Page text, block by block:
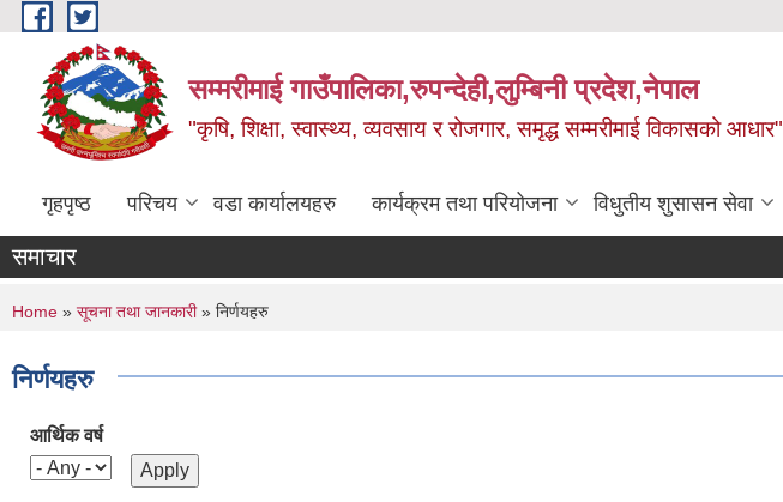
Skip to main content
सम्मरीमाई गाउँपालिका,रुपन्देही,लुम्बिनी प्रदेश,नेपाल
"कृषि, शिक्षा, स्वास्थ्य, व्यवसाय र रोजगार, समृद्ध सम्मरीमाई विकासको आधार"
गृहपृष्ठ परिचय वडा कार्यालयहरु कार्यक्रम तथा परियोजना विधुतीय शुसासन सेवा
समाचार
You are here
Home » सूचना तथा जानकारी» निर्णयहरु
निर्णयहरु
आर्थिक वर्ष